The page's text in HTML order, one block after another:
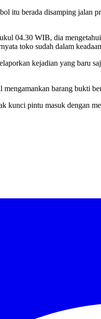
itu berada disamping jalan
04.30 WIB, dia
toko sudah dalam
kejadian yang baru
barang bukti
kunci pintu masuk dengan